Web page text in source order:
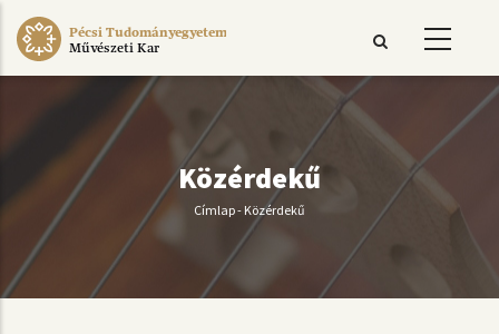
Ugrás
Pécsi Tudományegyetem
Művészeti Kar
Közérdekű
Morzsa
Címlap- Közérdekű